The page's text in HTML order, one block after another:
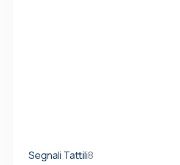
Segnali Tattili8